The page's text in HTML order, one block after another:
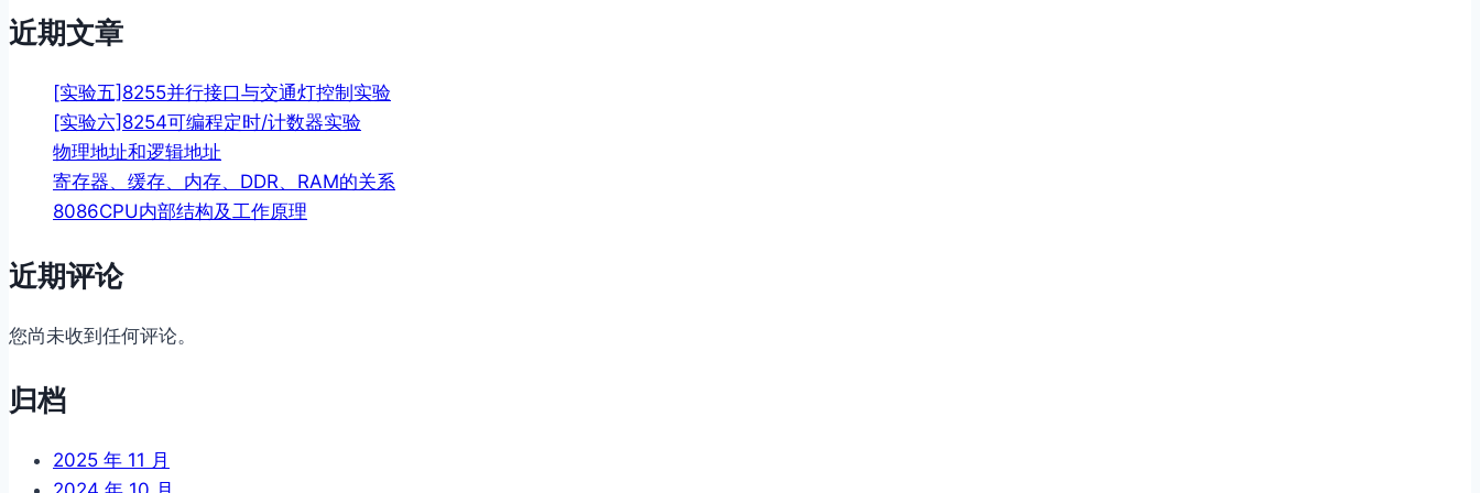
航
近期文章
[实验五]8255并行接口与交通灯控制实验
[实验六]8254可编程定时/计数器实验
物理地址和逻辑地址
寄存器、缓存、内存、DDR、RAM的关系
8086CPU内部结构及工作原理
近期评论
您尚未收到任何评论。
归档
2025 年 11 月